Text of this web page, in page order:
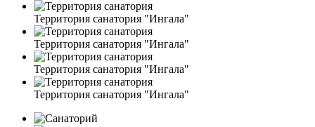
Территория санатория "Ингала"
Территория санатория "Ингала"
Территория санатория "Ингала"
Территория санатория "Ингала"